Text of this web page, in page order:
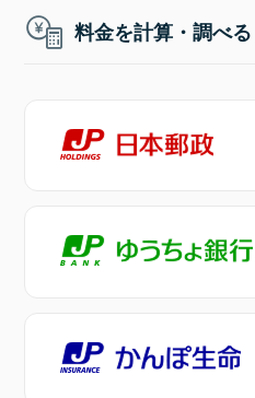
料金を計算・調べる